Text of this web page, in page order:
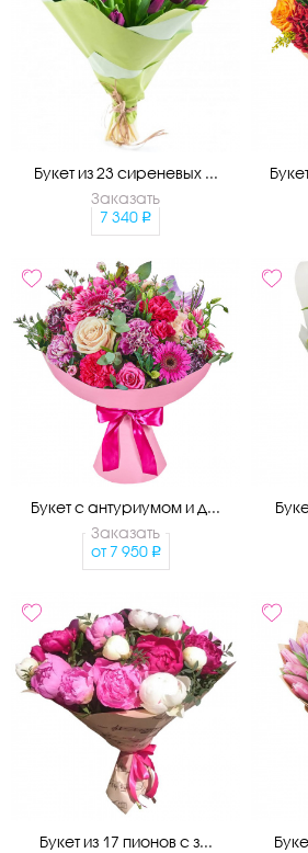
Букет из 23 сиреневых ...
Заказать
7 340
Букет с антуриумом и д...
Заказать
от 7 950
Букет из 17 пионов с з...